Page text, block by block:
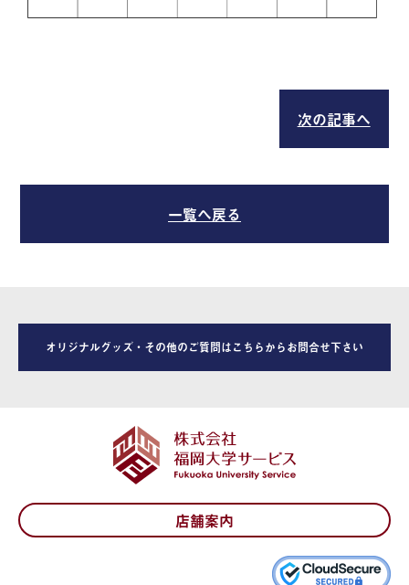
一覧へ戻る
次の記事へ
オリジナルグッズ・その他のご質問はこちらからお問合せ下さい
店舗案内